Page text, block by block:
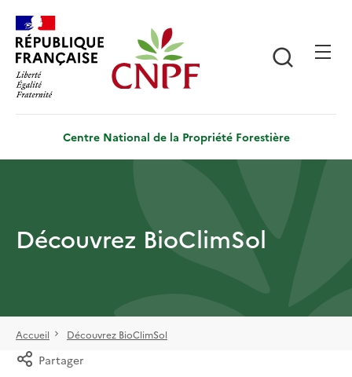
contenu
principal
Centre National de la Propriété Forestière
Découvrez BioClimSol
Accueil Découvrez BioClimSol
Partager